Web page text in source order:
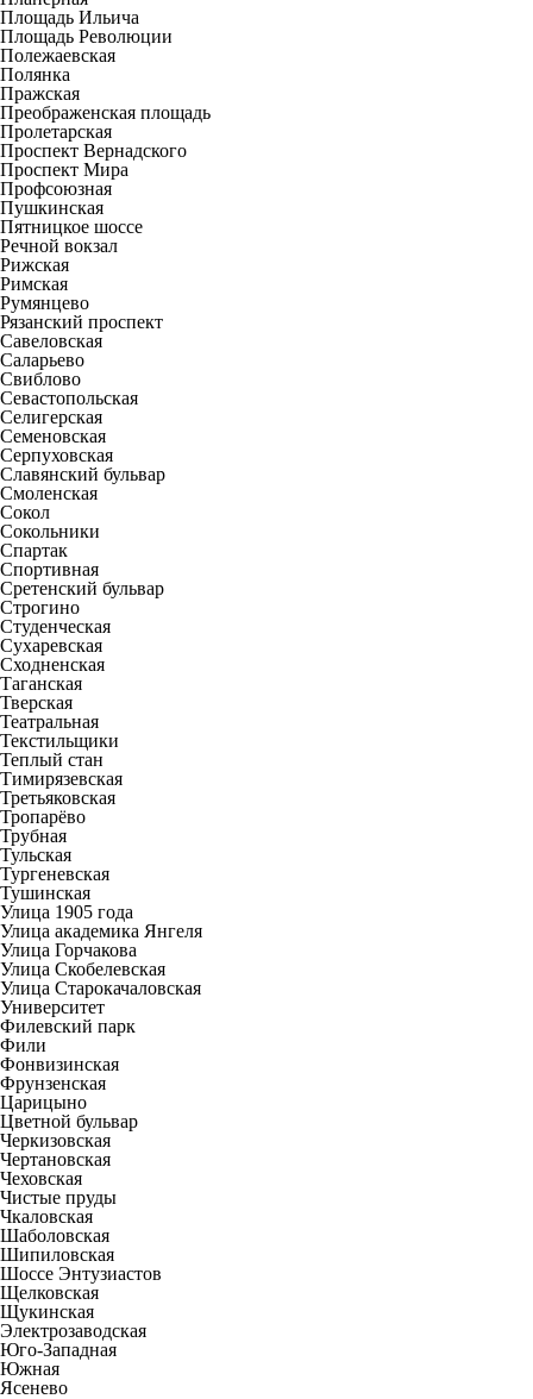
Площадь Ильича
Площадь Революции
Полежаевская
Полянка
Пражская
Преображенская площадь
Пролетарская
Проспект Вернадского
Проспект Мира
Профсоюзная
Пушкинская
Пятницкое шоссе
Речной вокзал
Рижская
Римская
Румянцево
Рязанский проспект
Савеловская
Саларьево
Свиблово
Севастопольская
Селигерская
Семеновская
Серпуховская
Славянский бульвар
Смоленская
Сокол
Сокольники
Спартак
Спортивная
Сретенский бульвар
Строгино
Студенческая
Сухаревская
Сходненская
Таганская
Тверская
Театральная
Текстильщики
Теплый стан
Тимирязевская
Третьяковская
Тропарёво
Трубная
Тульская
Тургеневская
Тушинская
Улица 1905 года
Улица академика Янгеля
Улица Горчакова
Улица Скобелевская
Улица Старокачаловская
Университет
Филевский парк
Фили
Фонвизинская
Фрунзенская
Царицыно
Цветной бульвар
Черкизовская
Чертановская
Чеховская
Чистые пруды
Чкаловская
Шаболовская
Шипиловская
Шоссе Энтузиастов
Щелковская
Щукинская
Электрозаводская
Юго-Западная
Южная
Ясенево